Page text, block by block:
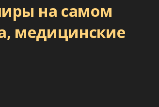
на самом
медицинские